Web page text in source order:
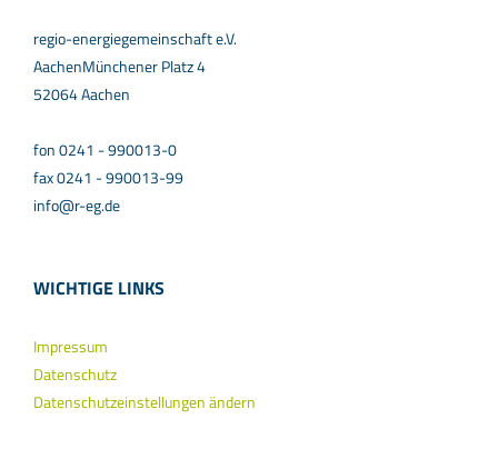
regio-energiegemeinschaft e.V.
AachenMünchener Platz 4
52064 Aachen
fon 0241 - 990013-0
fax 0241 - 990013-99
info@r-eg.de
WICHTIGE LINKS
Impressum
Datenschutz
Datenschutzeinstellungen ändern